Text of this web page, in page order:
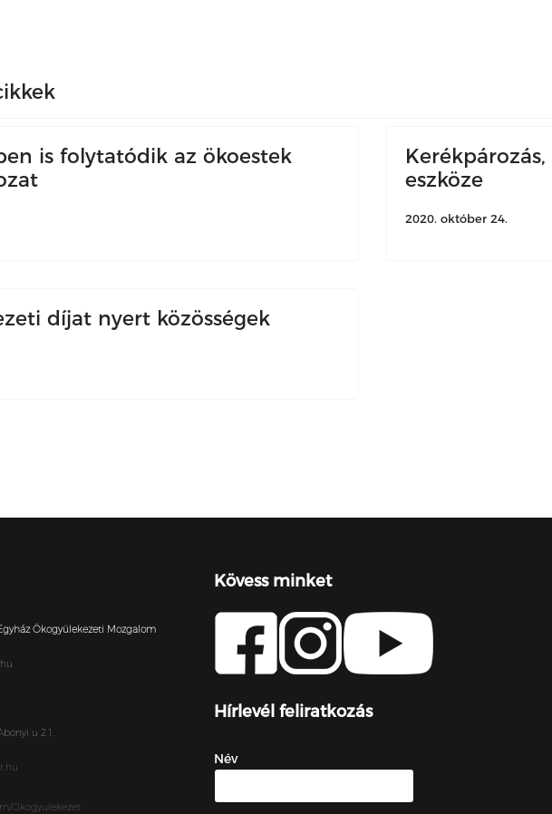
is folytatódik az ökoestek
eszköze
2020. október 24.
díjat nyert közösségek
Ökogyülekezeti Mozgalom
u 21.
Okogyulekezet
Kövess minket
Hírlevél feliratkozás
Név